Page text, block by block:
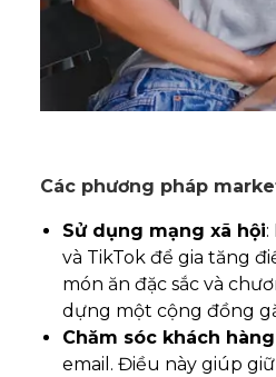
Các phương pháp
Sử dụng mạng xã hội:
và TikTok để gia tăng
món ăn đặc sắc và
dựng một cộng đồng
Chăm sóc khách
email. Điều này giúp